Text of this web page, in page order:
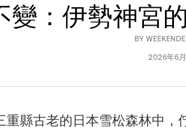
變：伊勢神宮
BY
2026年6
重縣古老的日本雪松森林中，